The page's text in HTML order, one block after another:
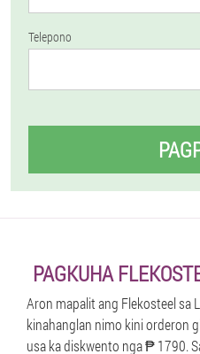
Telepono
PAGKUHA
Aron mapalit ang Flekosteel sa
kinahanglan nimo kini orderon
usa ka diskwento nga ₱ 1790.